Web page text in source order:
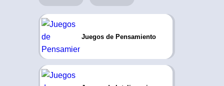
Juegos de Pensamiento